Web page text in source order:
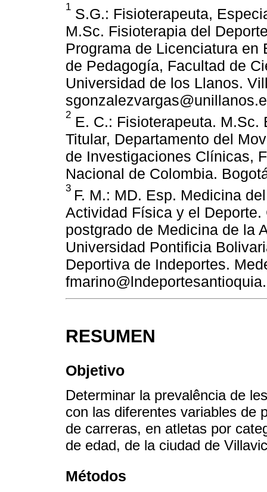
1 S.G.: Fisioterapeuta,
M.Sc. Fisioterapia del
Programa de Licenciatura
de Pedagogía, Facultad de
Universidad de los Llanos.
2 E. C.: Fisioterapeuta.
Titular, Departamento del
de Investigaciones Clínicas,
Nacional de Colombia.
3 F. M.: MD. Esp. Medicina
Actividad Física y el
postgrado de Medicina de la
Universidad Pontificia
Deportiva de Indeportes.
RESUMEN
Objetivo
Determinar la prevalência de
con las diferentes variables de
de carreras, en atletas por
de edad, de la ciudad de
Métodos